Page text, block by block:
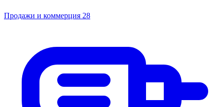
Продажи и коммерция 28